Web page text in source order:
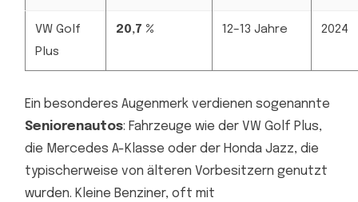
VW Golf
Plus
20,7 % 12–13 Jahre 2024
Ein besonderes Augenmerk verdienen sogenannte
Seniorenautos: Fahrzeuge wie der VW Golf Plus,
die Mercedes A-Klasse oder der Honda Jazz, die
typischerweise von älteren Vorbesitzern genutzt
wurden. Kleine Benziner, oft mit